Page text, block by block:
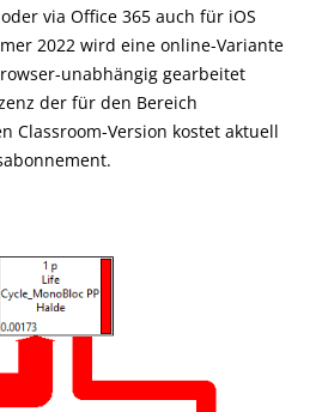
via Office 365 auch für iOS
2022 wird eine online-Variante
unabhängig gearbeitet
der für den Bereich
Classroom-Version kostet aktuell